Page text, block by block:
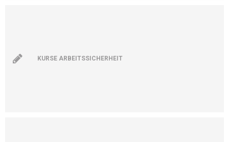
KURSE ARBEITSSICHERHEIT